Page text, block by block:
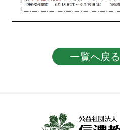
投稿ナビゲーション一覧へ戻る